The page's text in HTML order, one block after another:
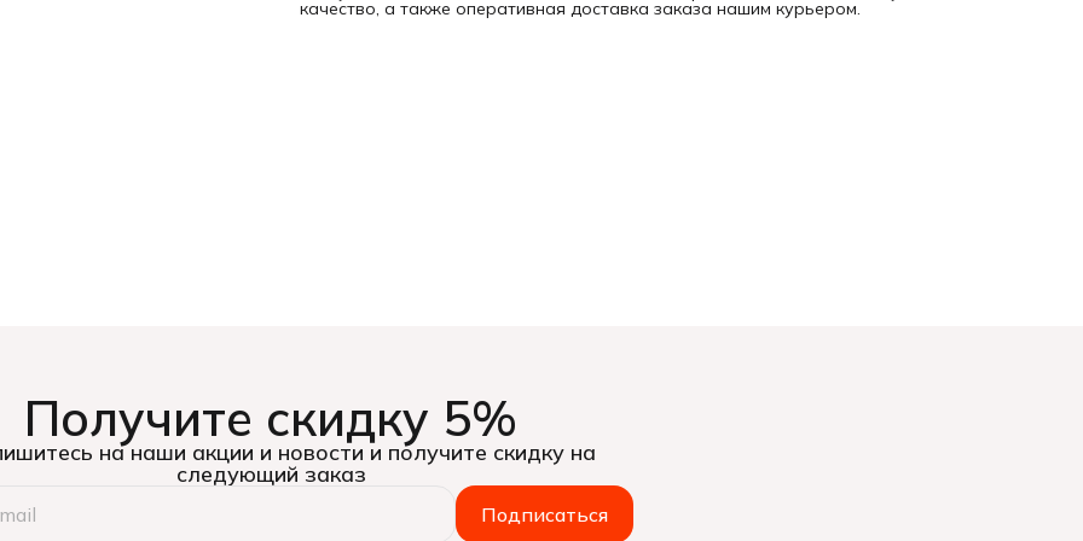
качество, а также оперативная доставка заказа нашим курьером.
Получите скидку 5%
на наши акции и новости и получите скидку на
следующий заказ
Подписаться